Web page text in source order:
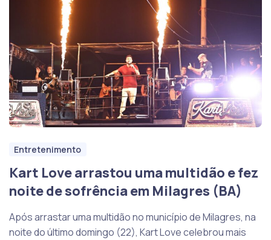
Entretenimento
Kart Love arrastou uma multidão e fez
noite de sofrência em Milagres (BA)
Após arrastar uma multidão no município de Milagres, na
noite do último domingo (22), Kart Love celebrou mais